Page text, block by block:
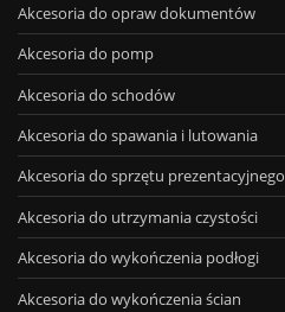
Akcesoria do opraw dokumentów
Akcesoria do pomp
Akcesoria do schodów
Akcesoria do spawania i lutowania
Akcesoria do sprzętu prezentacyjnego
Akcesoria do utrzymania czystości
Akcesoria do wykończenia podłogi
Akcesoria do wykończenia ścian